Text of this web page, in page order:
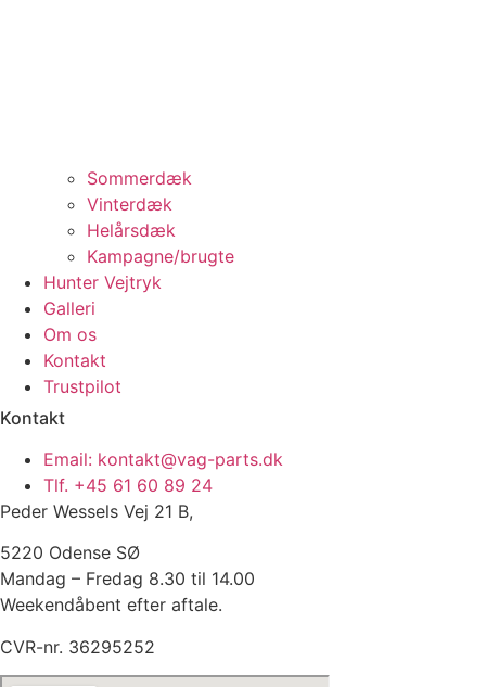
Sommerdæk
Vinterdæk
Helårsdæk
Kampagne/brugte
Hunter Vejtryk
Galleri
Om os
Kontakt
Trustpilot
Kontakt
Email: kontakt@vag-parts.dk
Tlf. +45 61 60 89 24
Peder Wessels Vej 21 B,
5220 Odense SØ
Mandag – Fredag 8.30 til 14.00
Weekendåbent efter aftale.
CVR-nr. 36295252